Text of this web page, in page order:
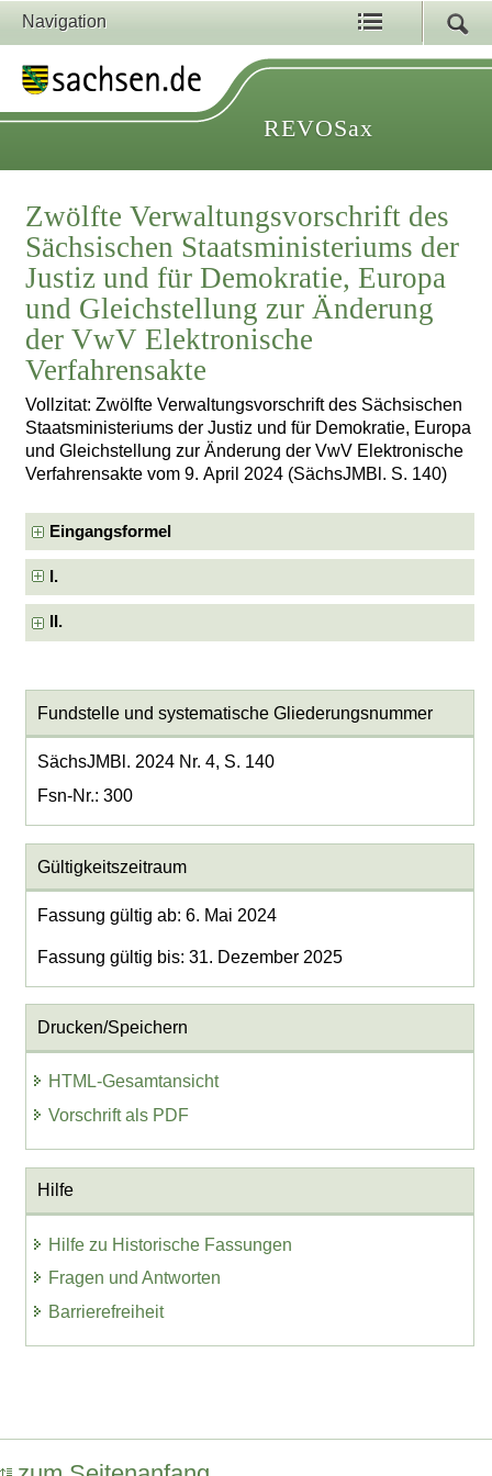
Navigation
REVOSax
Zwölfte Verwaltungsvorschrift des
Sächsischen Staatsministeriums der
Justiz und für Demokratie, Europa
und Gleichstellung zur Änderung
der VwV Elektronische
Verfahrensakte
Vollzitat: Zwölfte Verwaltungsvorschrift des Sächsischen
Staatsministeriums der Justiz und für Demokratie, Europa
und Gleichstellung zur Änderung der VwV Elektronische
Verfahrensakte vom 9. April 2024 (SächsJMBl. S. 140)
Eingangsformel
I.
II.
Fundstelle und systematische Gliederungsnummer
SächsJMBl. 2024 Nr. 4, S. 140
Fsn-Nr.: 300
Gültigkeitszeitraum
Fassung gültig ab: 6. Mai 2024
Fassung gültig bis: 31. Dezember 2025
Drucken/Speichern
HTML-Gesamtansicht
Vorschrift als PDF
Hilfe
Hilfe zu Historische Fassungen
Fragen und Antworten
Barrierefreiheit